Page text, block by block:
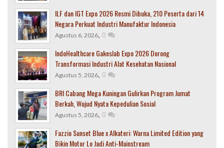
ILF dan IGT Expo 2026 Resmi Dibuka, 210 Peserta dari 14
Negara Perkuat Industri Manufaktur Indonesia
Agustus 6, 2026, 0
IndoHealthcare Gakeslab Expo 2026 Dorong
Transformasi Industri Alat Kesehatan Nasional
Agustus 5, 2026, 0
BRI Cabang Mega Kuningan Gulirkan Program Jumat
Berkah, Wujud Nyata Kepedulian Sosial
Agustus 5, 2026, 0
Fazzio Sunset Blue x Alkateri: Warna Limited Edition yang
Bikin Motor Lo Jadi Anti-Mainstream